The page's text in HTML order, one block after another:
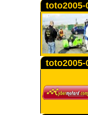
toto2005-
toto2005-